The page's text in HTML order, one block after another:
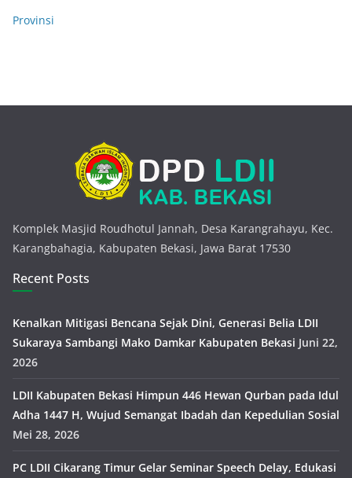
Provinsi
Komplek Masjid Roudhotul Jannah, Desa Karangrahayu, Kec.
Karangbahagia, Kabupaten Bekasi, Jawa Barat 17530
Recent Posts
Kenalkan Mitigasi Bencana Sejak Dini, Generasi Belia LDII
Sukaraya Sambangi Mako Damkar Kabupaten Bekasi Juni 22,
2026
LDII Kabupaten Bekasi Himpun 446 Hewan Qurban pada Idul
Adha 1447 H, Wujud Semangat Ibadah dan Kepedulian Sosial
Mei 28, 2026
PC LDII Cikarang Timur Gelar Seminar Speech Delay, Edukasi